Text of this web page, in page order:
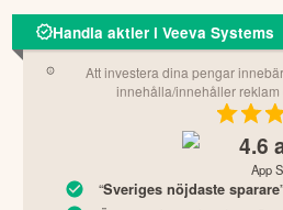
Handla aktier i Veeva Systems
Att investera dina pengar
innehålla/innehåller reklam
4.6
App
“Sveriges nöjdaste sparare